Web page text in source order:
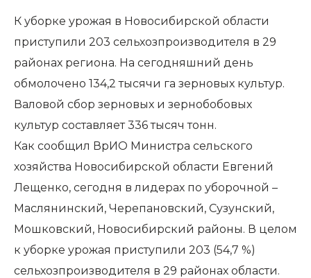
К уборке урожая в Новосибирской области
приступили 203 сельхозпроизводителя в 29
районах региона. На сегодняшний день
обмолочено 134,2 тысячи га зерновых культур.
Валовой сбор зерновых и зернобобовых
культур составляет 336 тысяч тонн.
Как сообщил ВрИО Министра сельского
хозяйства Новосибирской области Евгений
Лещенко, сегодня в лидерах по уборочной –
Маслянинский, Черепановский, Сузунский,
Мошковский, Новосибирский районы. В целом
к уборке урожая приступили 203 (54,7 %)
сельхозпроизводителя в 29 районах области.